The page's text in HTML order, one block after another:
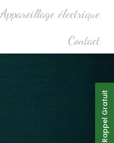
Rappel Gratuit
Appareillage électrique
Contact